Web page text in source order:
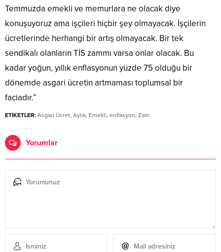
Temmuzda emekli ve memurlara ne olacak diye
konuşuyoruz ama işçileri hiçbir şey olmayacak. İşçilerin
ücretlerinde herhangi bir artış olmayacak. Bir tek
sendikalı olanların TİS zammı varsa onlar olacak. Bu
kadar yoğun, yıllık enflasyonun yüzde 75 olduğu bir
dönemde asgari ücretin artmaması toplumsal bir
faciadır.”
ETİKETLER: Asgari Ücret, Aylık, Emekli, enflasyon, Zam
Yorumlar